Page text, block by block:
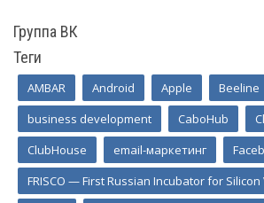
Группа ВК
Теги
AMBAR Android Apple
Beeline
business development
CaboHub
ClubHouse
email-маркетинг
FRISCO — First Russian Incubator for